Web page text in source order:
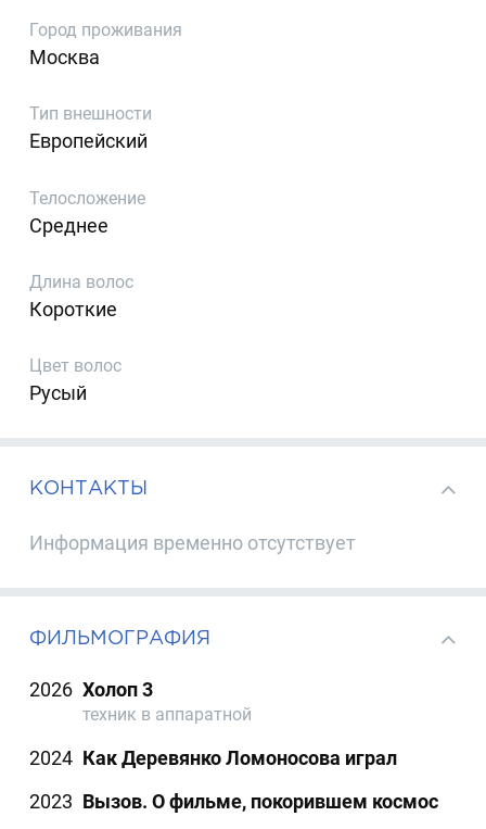
Город проживания
Москва
Тип внешности
Европейский
Телосложение
Среднее
Длина волос
Короткие
Цвет волос
Русый
КОНТАКТЫ
Информация временно отсутствует
ФИЛЬМОГРАФИЯ
2026 Холоп 3
техник в аппаратной
2024 Как Деревянко Ломоносова играл
2023 Вызов. О фильме, покорившем космос